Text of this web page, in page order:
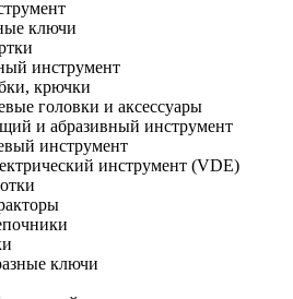
ключи
инструмент
крючки
головки и аксессуары
и абразивный инструмент
инструмент
инструмент (VDE)
ключи